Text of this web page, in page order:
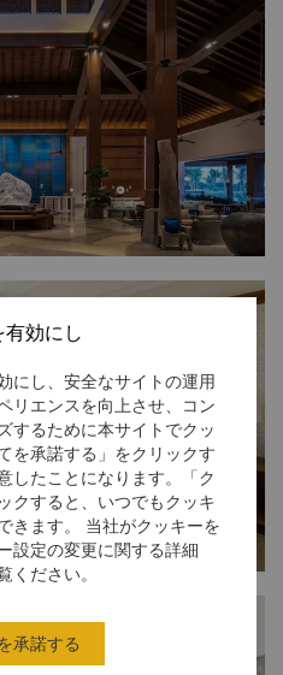
効にし
にし、安全なサイトの運用
リエンスを向上させ、コン
するために本サイトでクッ
を承諾する」をクリックす
したことになります。「ク
クすると、いつでもクッキ
きます。 当社がクッキーを
設定の変更に関する詳細
ください。
承諾する